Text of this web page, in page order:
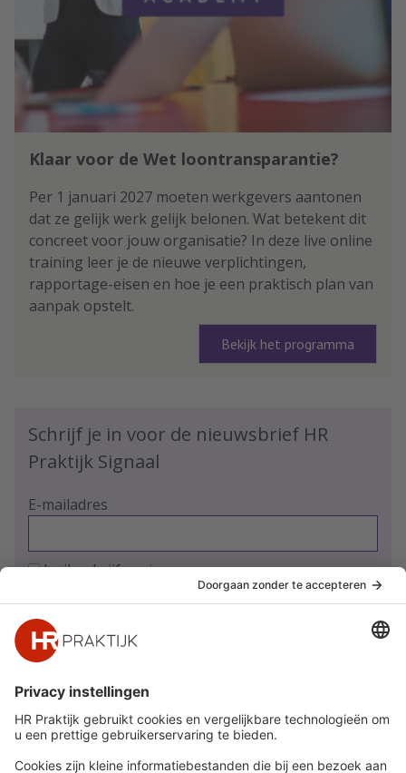
Klaar voor de Wet loontransparantie?
Per 1 januari 2027 moeten werkgevers aantonen
dat ze gelijk werk gelijk belonen. Wat betekent dit
concreet voor jouw organisatie? In deze live online
training leer je de nieuwe verplichtingen,
rapportage-eisen en hoe je een praktisch plan van
aanpak opstelt.
Bekijk het programma
Schrijf je in voor de nieuwsbrief HR
Praktijk Signaal
E-mailadres
Ja, ik schrijf me in
Snel naar Meer